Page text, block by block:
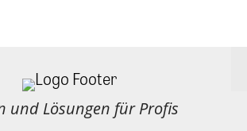
und Lösungen für Profis